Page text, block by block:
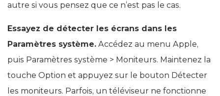
autre si vous pensez que ce n’est pas le cas.
Essayez de détecter les écrans dans les
Paramètres système. Accédez au menu Apple,
puis Paramètres système > Moniteurs. Maintenez la
touche Option et appuyez sur le bouton Détecter
les moniteurs. Parfois, un téléviseur ne fonctionne